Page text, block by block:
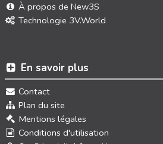
En savoir plus
Contact
Plan du site
Mentions légales
Conditions d'utilisation
À propos de New3S
Technologie 3V.World